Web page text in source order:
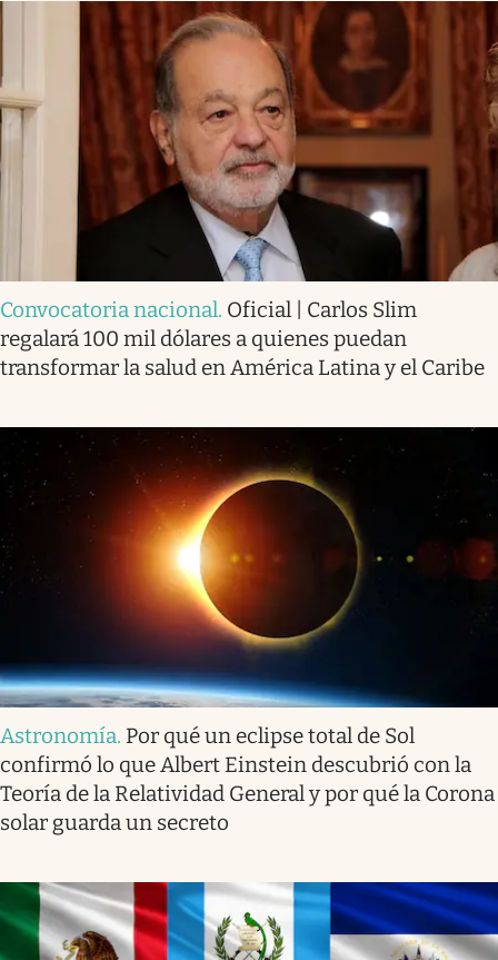
Convocatoria nacional. Oficial | Carlos Slim
regalará 100 mil dólares a quienes puedan
transformar la salud en América Latina y el Caribe
Astronomía. Por qué un eclipse total de Sol
confirmó lo que Albert Einstein descubrió con la
Teoría de la Relatividad General y por qué la Corona
solar guarda un secreto